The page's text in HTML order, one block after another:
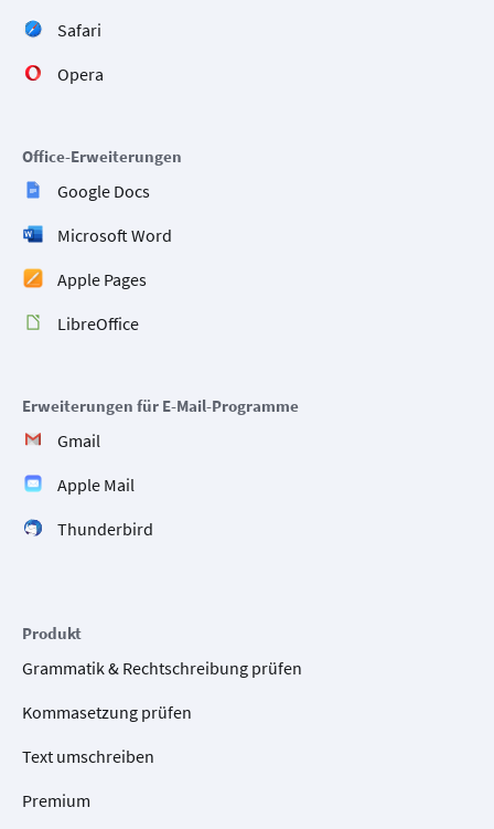
Safari
Opera
Office-Erweiterungen
Google Docs
Microsoft Word
Apple Pages
LibreOffice
Erweiterungen für E-Mail-Programme
Gmail
Apple Mail
Thunderbird
Produkt
Grammatik & Rechtschreibung prüfen
Kommasetzung prüfen
Text umschreiben
Premium